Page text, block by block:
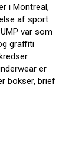
i Montreal,
af sport
var som
graffiti
er
bokser, brief